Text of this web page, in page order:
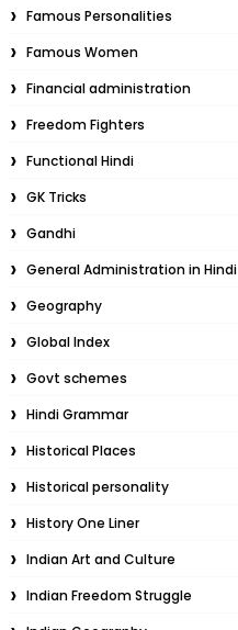
Famous Personalities
Famous Women
Financial administration
Freedom Fighters
Functional Hindi
GK Tricks
Gandhi
General Administration in Hindi
Geography
Global Index
Govt schemes
Hindi Grammar
Historical Places
Historical personality
History One Liner
Indian Art and Culture
Indian Freedom Struggle